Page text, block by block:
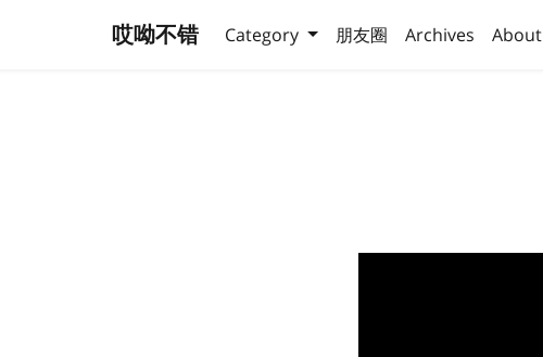
哎呦不错 Category 朋友圈 Archives About